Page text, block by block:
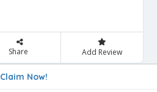
Share Add Review
Claim Now!